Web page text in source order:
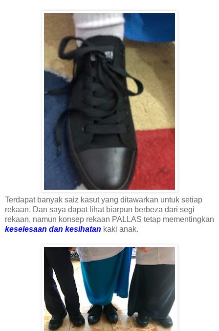
Terdapat banyak saiz kasut yang ditawarkan untuk setiap
rekaan. Dan saya dapat lihat biarpun berbeza dari segi
rekaan, namun konsep rekaan PALLAS tetap mementingkan
keselesaan dan kesihatan kaki anak.